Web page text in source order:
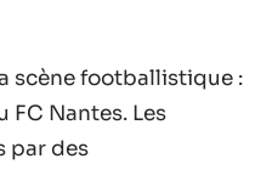
scène footballistique :
Nantes. Les
par des